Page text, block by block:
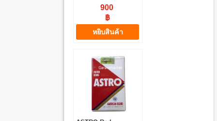
900
฿
หยิบสินค้า